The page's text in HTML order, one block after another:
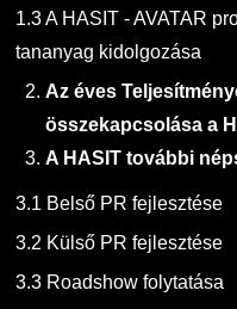
1.3 A HASIT - AVATAR
tananyag kidolgozása
Az éves
összekapcsolása a
A HASIT további
3.1 Belső PR fejlesztése
3.2 Külső PR fejlesztése
3.3 Roadshow folytatása